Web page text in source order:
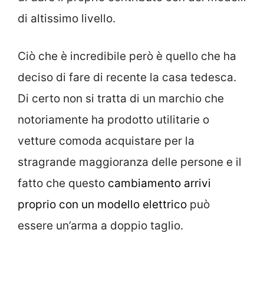
di altissimo livello.
Ciò che è incredibile però è quello che ha
deciso di fare di recente la casa tedesca.
Di certo non si tratta di un marchio che
notoriamente ha prodotto utilitarie o
vetture comoda acquistare per la
stragrande maggioranza delle persone e il
fatto che questo cambiamento arrivi
proprio con un modello elettrico può
essere un’arma a doppio taglio.